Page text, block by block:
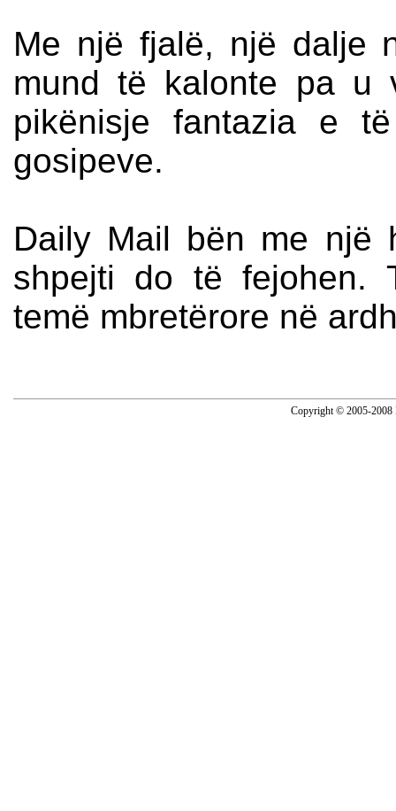
Me një fjalë, një dalje
mund të kalonte pa u
pikënisje fantazia e
gosipeve.
Daily Mail bën me një
shpejti do të fejohen.
temë mbretërore në
Copyright © 2005-